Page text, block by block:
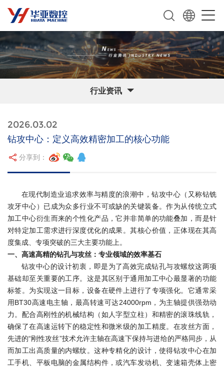
行业资讯
2026.03.02
钻攻中心：定义高效精密加工的核心功能
分享到：
在现代制造业追求效率与精度的浪潮中，钻攻中心（又称钻铣
攻牙中心）已成为众多行业不可或缺的关键装备。作为从传统立式
加工中心衍生而来的个性化产品，它并非简单的功能叠加，而是针
对特定加工需求进行深度优化的成果。其核心价值，正体现在其高
度集成、专项突破的三大主要功能上。
一、高速高精的钻孔与攻丝：专业领域的效率基石
钻攻中心的设计初衷，即是为了高效完成钻孔与攻螺纹这两项
基础却至关重要的工序。这是其区别于通用加工中心最显著的功能
标签。为实现这一目标，设备在硬件上进行了专项强化。它通常采
用BT30高速电主轴，最高转速可达24000rpm，为主轴提供强劲动
力。配合高刚性的机械结构（如人字型立柱）和精密的滚珠线轨，
确保了在高速运转下的稳定性和微米级的加工精度。在攻丝方面，
先进的“刚性攻丝”技术允许主轴在高速下保持与进给的严格同步，从
而加工出高质量的内螺纹。这种专精化的设计，使得钻攻中心在加
工手机、平板电脑的金属结构件，或汽车发动机、变速箱壳体上密